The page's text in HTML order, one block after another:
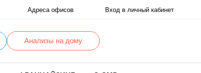
Адреса офисов Вход в личный кабинет
Анализы на дому